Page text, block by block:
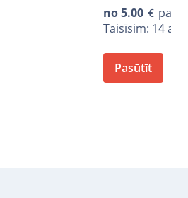
no5.00
par
Taisīsim: 14
Pasūtīt